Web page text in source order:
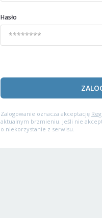
Hasło
Zalogowanie oznacza akceptację
aktualnym brzmieniu. Jeśli nie
o niekorzystanie z serwisu.